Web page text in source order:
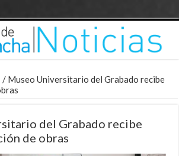
/ Museo Universitario del Grabado recibe
del Grabado recibe
de obras